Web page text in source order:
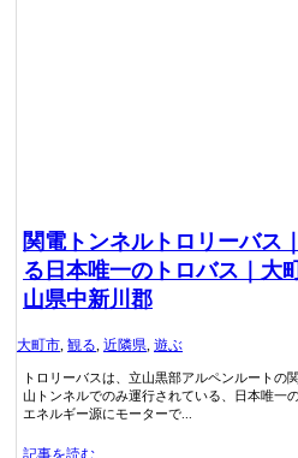
関電トンネルトロリーバス
る日本唯一のトロバス｜大
山県中新川郡
大町市, 観る, 近隣県, 遊ぶ
トロリーバスは、立山黒部アルペンルートの
山トンネルでのみ運行されている、日本唯一
エネルギー源にモーターで...